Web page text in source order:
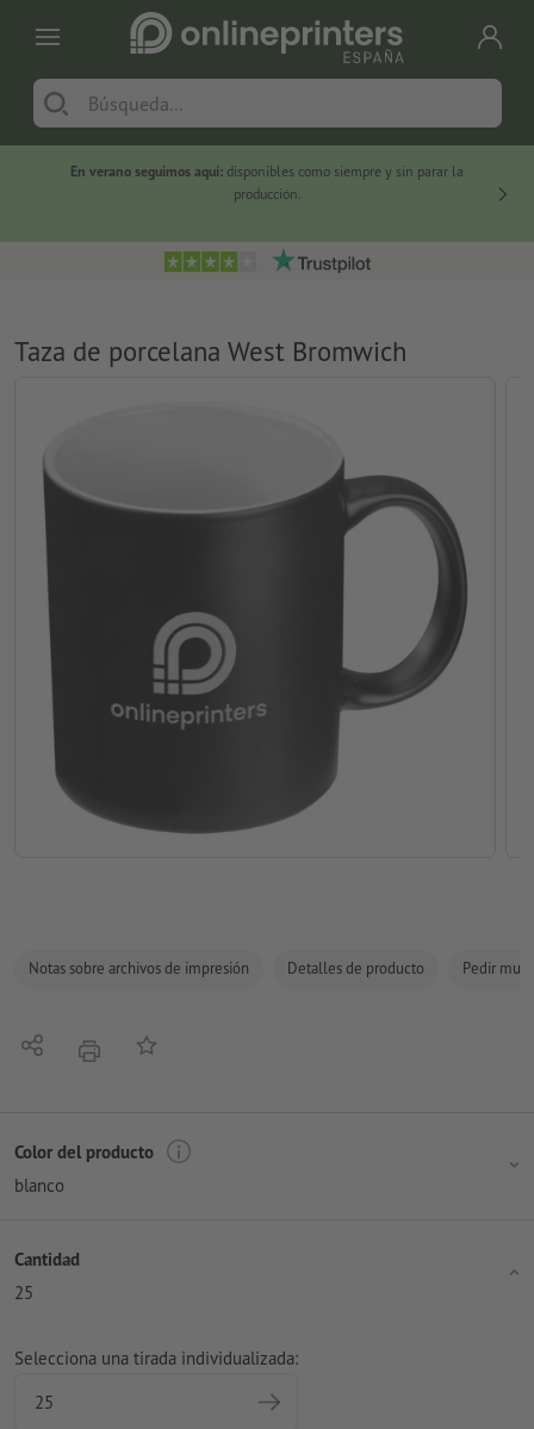
En verano seguimos aquí: disponibles como siempre y sin parar la
producción.
Taza de porcelana West Bromwich
Notas sobre archivos de impresión Detalles de producto Pedir
CompartirimprimirAñadir a lista de favoritos
Color del producto
blanco
Cantidad
25
Selecciona una tirada individualizada: